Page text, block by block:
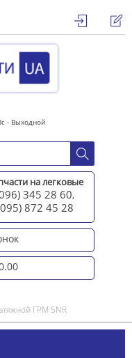
- Выходной
на легковые
345 28 60,
872 45 28
ГРМ SNR